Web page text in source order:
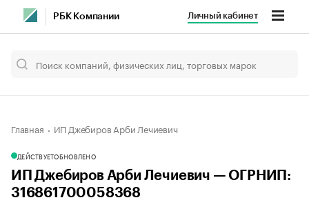
РБК Компании Личный кабинет
Главная ИП Джебиров Арби Лечиевич
ДЕЙСТВУЕТОБНОВЛЕНО
ИП Джебиров Арби Лечиевич — ОГРНИП:
316861700058368